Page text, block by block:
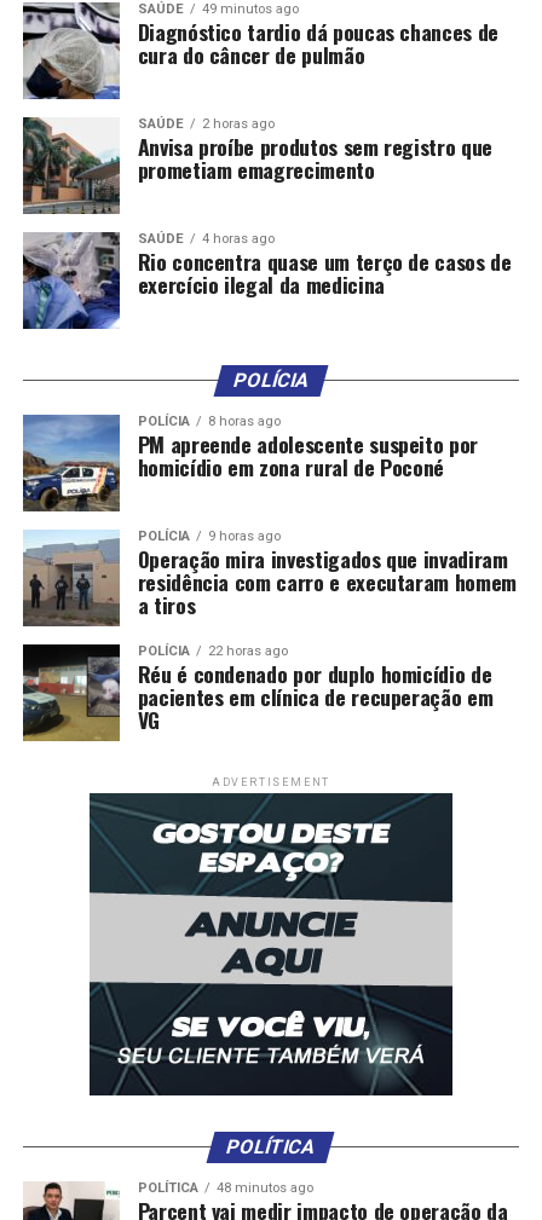
SAÚDE 49 minutos ago
Diagnóstico tardio dá poucas chances de
cura do câncer de pulmão
SAÚDE 2 horas ago
Anvisa proíbe produtos sem registro que
prometiam emagrecimento
SAÚDE 4 horas ago
Rio concentra quase um terço de casos de
exercício ilegal da medicina
POLÍCIA
POLÍCIA 8 horas ago
PM apreende adolescente suspeito por
homicídio em zona rural de Poconé
POLÍCIA 9 horas ago
Operação mira investigados que invadiram
residência com carro e executaram homem
a tiros
POLÍCIA 22 horas ago
Réu é condenado por duplo homicídio de
pacientes em clínica de recuperação em
VG
ADVERTISEMENT
POLÍTICA
POLÍTICA 48 minutos ago
Parcent vai medir impacto de operação da